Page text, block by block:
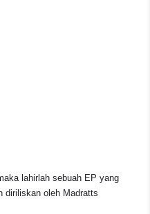
lahirlah sebuah EP yang
diriliskan oleh Madratts